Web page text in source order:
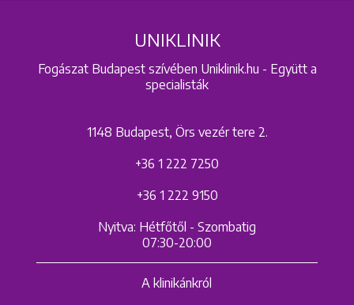
UNIKLINIK
Fogászat Budapest szívében Uniklinik.hu - Együtt a
specialisták
1148 Budapest, Örs vezér tere 2.
+36 1 222 7250
+36 1 222 9150
Nyitva: Hétfőtől - Szombatig
07:30-20:00
A klinikánkról